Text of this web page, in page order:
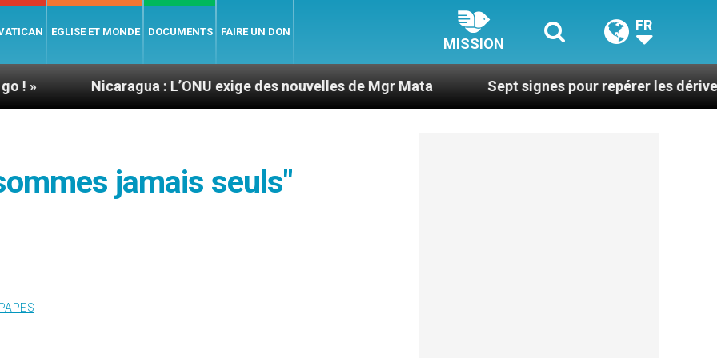
EGLISE ET MONDE DOCUMENTS FAIRE UN DON
MISSION
FR
Nicaragua : L’ONU exige des nouvelles de Mgr Mata Sept signes pour repérer les dérives sectaires
jamais seuls"
PAPES